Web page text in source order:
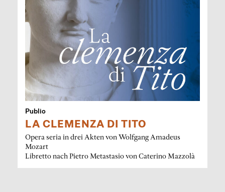
Publio
LA CLEMENZA DI TITO
Opera seria in drei Akten von Wolfgang Amadeus
Mozart
Libretto nach Pietro Metastasio von Caterino Mazzolà